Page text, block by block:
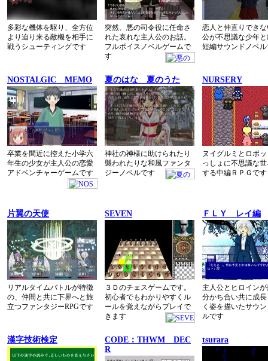
多彩な機体を駆り、全方位
より迫り来る敵機を相手に
戦うシューティングです
突然、悪の司令役に任命さ
れた哀れな主人公のお話。
フルボイスノベルゲームで
す
恋人と仲直りでき
公が不思議な少年
短編サウンドノベ
NOSTALGIC MEMO
卒業を間近に控えた小学六
年生の少女が主人公の恋愛
アドベンチャーゲームです
夏のはな 夏のうた
神社の神様に助けられたり
襲われたりな和風ファンタ
ジーノベルです
NURSERY
ヌイグルミとロボ
っしょに不思議な
する中編ＲＰＧです
片翼の天使
リアルタイムバトルが特徴
の、仲間と共に下界へと旅
立つファンタジーRPGです
SEVEN
３Ｄのチェスゲームです。
初心者でもわかりやすくル
ールを覚えながらプレイで
きます
ＦＬＹ レイ編
主人公とヒロイン
分かち合い共に成
く姿を描いたサウ
ルです
漢字技術検定
CODE：THWM DEC
R
tsurara